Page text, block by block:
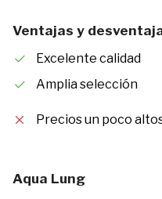
Ventajas y
Excelente calidad
Amplia selección
Precios un poco
Aqua Lung